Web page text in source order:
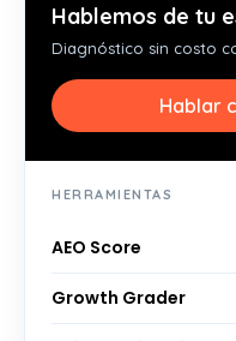
Hablemos de tu
Diagnóstico sin costo
Hablar
HERRAMIENTAS
AEO Score
Growth Grader